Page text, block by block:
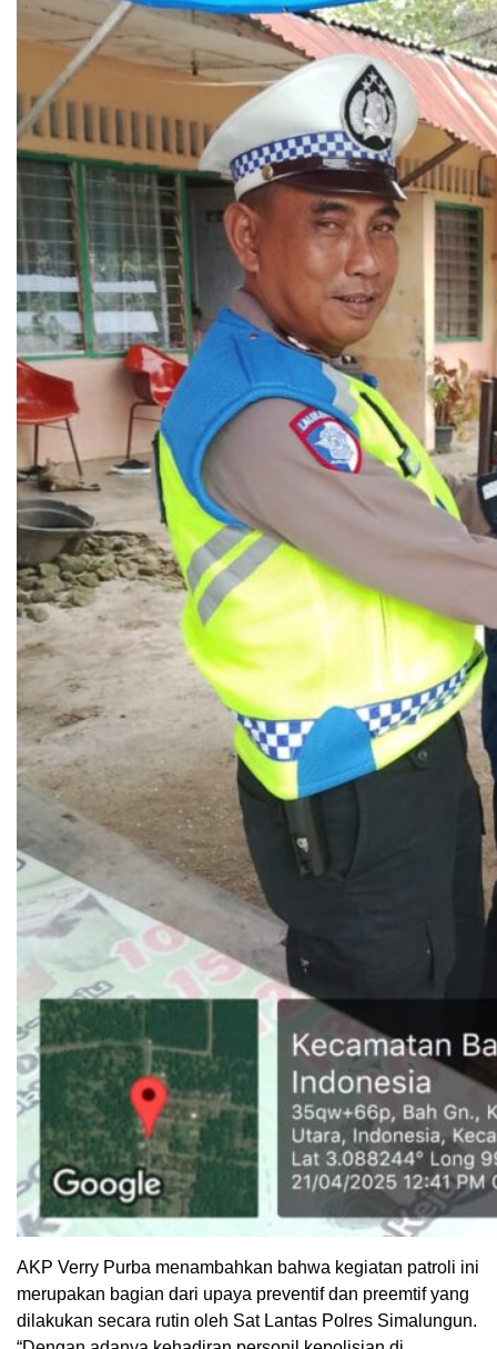
AKP Verry Purba menambahkan bahwa kegiatan patroli ini
merupakan bagian dari upaya preventif dan preemtif yang
dilakukan secara rutin oleh Sat Lantas Polres Simalungun.